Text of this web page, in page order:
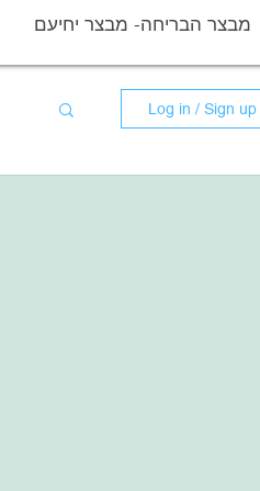
מבצר הבריחה- מבצר יחיעם
Log in / Sign up